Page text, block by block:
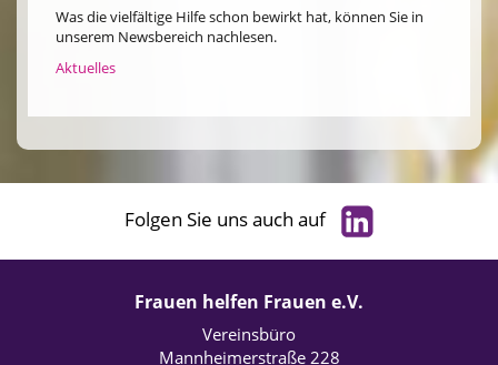
Was die vielfältige Hilfe schon bewirkt hat, können Sie in
unserem Newsbereich nachlesen.
Aktuelles
Folgen Sie uns auch auf
Frauen helfen Frauen e.V.
Vereinsbüro
Mannheimerstraße 228